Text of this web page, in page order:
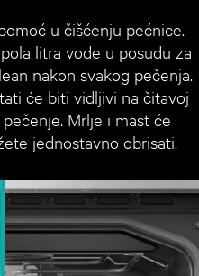
u čišćenju pećnice.
litra vode u posudu za
nakon svakog pečenja.
će biti vidljivi na čitavoj
Mrlje i mast će
jednostavno obrisati.